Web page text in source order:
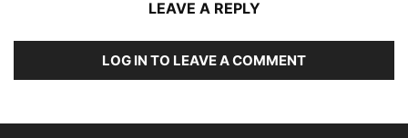
LEAVE A REPLY
LOG IN TO LEAVE A COMMENT